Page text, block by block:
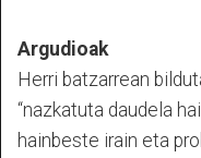
Argudioak
Herri batzarrean
“nazkatuta daudela
hainbeste irain eta